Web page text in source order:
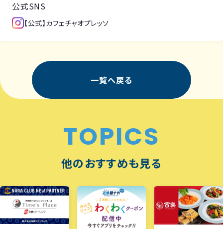
公式SNS
【公式】カフェチャオプレッソ
一覧へ戻る
TOPICS
他のおすすめも見る